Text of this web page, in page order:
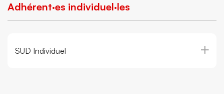
Adhérent·es individuel·les
SUD Individuel